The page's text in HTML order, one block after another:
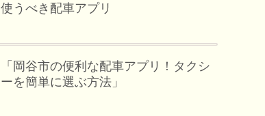
使うべき配車アプリ
「岡谷市の便利な配車アプリ！タクシ
ーを簡単に選ぶ方法」